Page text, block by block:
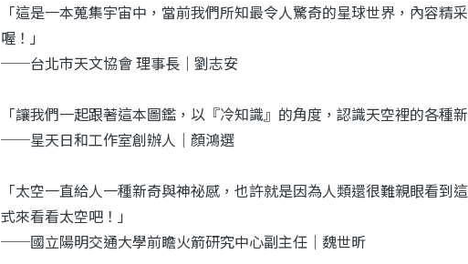
「這是一本蒐集宇宙中，當前我們所知最令人驚奇的星球世界，內容精
喔！」
──台北市天文協會 理事長｜劉志安
「讓我們一起跟著這本圖鑑，以『冷知識』的角度，認識天空裡的各種新
──星天日和工作室創辦人｜顏鴻選
「太空一直給人一種新奇與神祕感，也許就是因為人類還很難親眼看
式來看看太空吧！」
──國立陽明交通大學前瞻火箭研究中心副主任｜魏世昕